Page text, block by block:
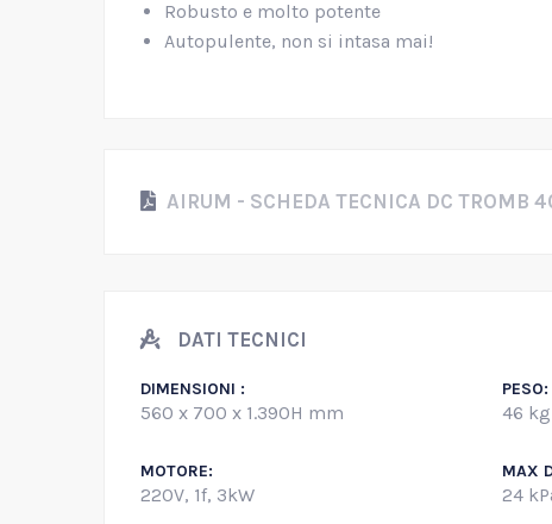
Robusto e molto potente
Autopulente, non si intasa mai!
AIRUM - SCHEDA TECNICA DC TROMB
DATI TECNICI
DIMENSIONI :
560 x 700 x 1.390H mm
PESO:
46
MOTORE:
220V, 1f, 3kW
MAX
24